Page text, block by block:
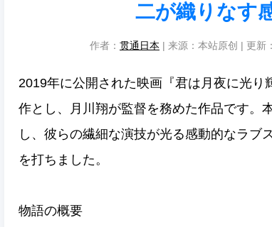
二が織りなす
作者： 贯通日本 | 来源：本站原创 | 更新
2019年に公開された映画『君は月夜に光り
作とし、月川翔が監督を務めた作品です。
し、彼らの繊細な演技が光る感動的なラブ
を打ちました。
物語の概要